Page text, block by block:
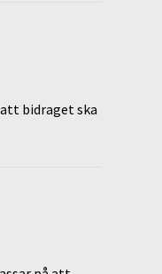
bidraget ska